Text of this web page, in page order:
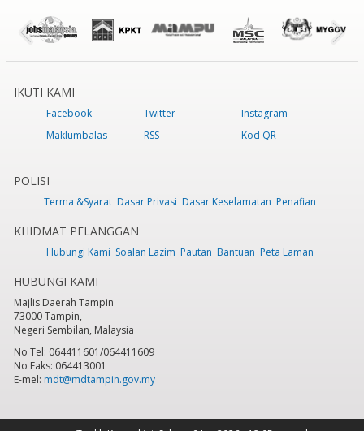
IKUTI KAMI
Facebook Twitter
Instagram
Maklumbalas
RSS Kod QR
POLISI
Terma &Syarat Dasar Privasi Dasar Keselamatan Penafian
KHIDMAT PELANGGAN
Hubungi Kami Soalan Lazim Pautan Bantuan Peta Laman
HUBUNGI KAMI
Majlis Daerah Tampin
73000 Tampin,
Negeri Sembilan, Malaysia
No Tel: 064411601/064411609
No Faks: 064413001
E-mel: mdt@mdtampin.gov.my